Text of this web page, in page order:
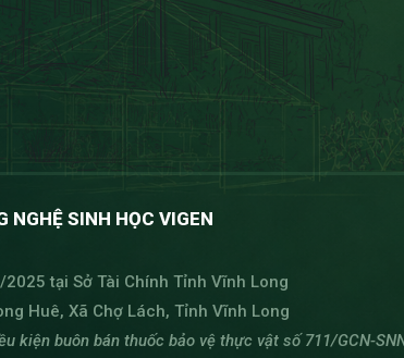
Philodendron cấy
cấy mô
định lựa chọn giống cây phù hợp, người
cấy mô là gì?
cấy mô là phương pháp nhân giống vô tính
trùng, tạo thành cây philodendron cấy mô
NGHỆ SINH HỌC VIGEN
tại Sở Tài Chính Tỉnh Vĩnh Long
Huê, Xã Chợ Lách, Tỉnh Vĩnh Long
kiện buôn bán thuốc bảo vệ thực vật số 711/GCN-